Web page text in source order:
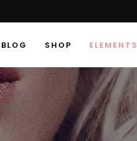
BLOG SHOP ELEMENTS